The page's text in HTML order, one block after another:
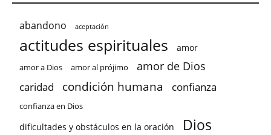
abandono aceptación
actitudes espirituales amor
amor a Dios amor al prójimo amor de Dios
caridad condición humana confianza
confianza en Dios
dificultades y obstáculos en la oración Dios